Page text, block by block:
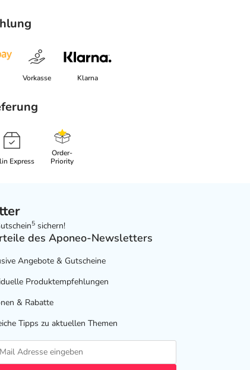
Vorkasse Klarna
Express
Order-
Priority
5 sichern!
des Aponeo-Newsletters
Angebote & Gutscheine
Produktempfehlungen
& Rabatte
Tipps zu aktuellen Themen